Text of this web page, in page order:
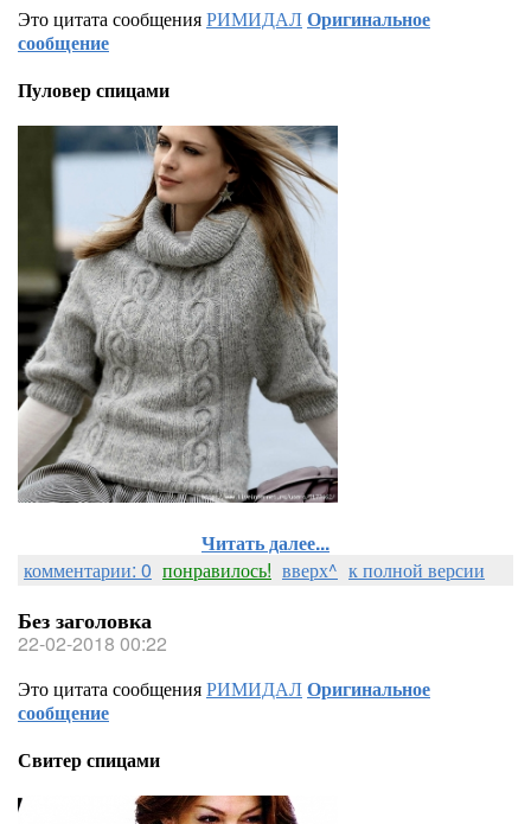
Это цитата сообщенияРИМИДАЛОригинальное
сообщение
Пуловер спицами
Читать далее...
комментарии: 0 понравилось! вверх^ к полной версии
Без заголовка
22-02-2018 00:22
Это цитата сообщенияРИМИДАЛОригинальное
сообщение
Свитер спицами